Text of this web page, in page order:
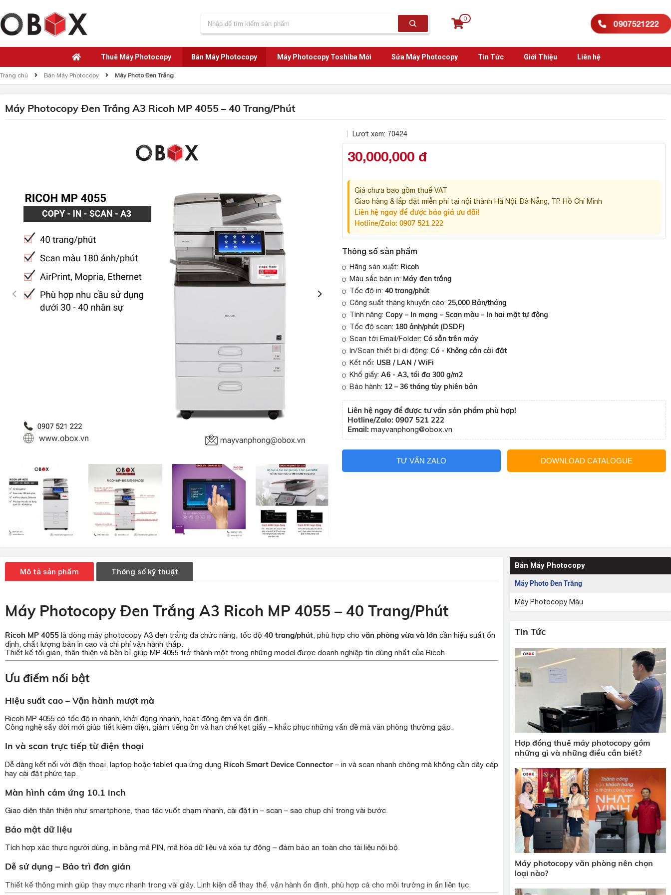
0
0907521222
Thuê Máy Photocopy Bán Máy Photocopy Máy Photocopy Toshiba Mới Sửa Máy Photocopy Tin Tức Giới Thiệu Liên hệ
Trang chủ Bán Máy Photocopy Máy Photo Đen Trắng
Máy Photocopy Đen Trắng A3 Ricoh MP 4055 – 40 Trang/Phút
Lượt xem: 70424
30,000,000 đ
Giá chưa bao gồm thuế VAT
Giao hàng & lắp đặt miễn phí tại nội thành Hà Nội, Đà Nẵng, TP. Hồ Chí Minh
Liên hệ ngay để được báo giá ưu đãi!
Hotline/Zalo: 0907 521 222
Thông số sản phẩm
Hãng sản xuất: Ricoh
Màu sắc bản in: Máy đen trắng
Tốc độ in:40 trang/phút
Công suất tháng khuyến cáo:25,000 Bản/tháng
Tính năng: Copy – In mạng – Scan màu – In hai mặt tự động
Tốc độ scan: 180 ảnh/phút (DSDF)
Scan tới Email/Folder: Có sẵn trên máy
In/Scan thiết bị di động: Có - Không cần cài đặt
Kết nối: USB / LAN / WiFi
Khổ giấy: A6 - A3, tối đa 300 g/m2
Bảo hành: 12 – 36 tháng tùy phiên bản
Liên hệ ngay để được tư vấn sản phẩm phù hợp!
Hotline/Zalo:0907 521 222
Email: mayvanphong@obox.vn
TƯ VẤN ZALO DOWNLOAD CATALOGUE
Mô tả sản phẩm Thông số kỹ thuật
Máy Photocopy Đen Trắng A3 Ricoh MP 4055 – 40 Trang/Phút
Ricoh MP 4055 là dòng máy photocopy A3 đen trắng đa chức năng, tốc độ 40 trang/phút, phù hợp cho văn phòng vừa và lớn cần hiệu suất ổn
định, chất lượng bản in cao và chi phí vận hành thấp.
Thiết kế tối giản, thân thiện và bền bỉ giúp MP 4055 trở thành một trong những model được doanh nghiệp tin dùng nhất của Ricoh.
Ưu điểm nổi bật
Hiệu suất cao – Vận hành mượt mà
Ricoh MP 4055 có tốc độ in nhanh, khởi động nhanh, hoạt động êm và ổn định.
Công nghệ sấy đời mới giúp tiết kiệm điện, giảm tiếng ồn và hạn chế kẹt giấy – khắc phục những vấn đề mà văn phòng thường gặp.
In và scan trực tiếp từ điện thoại
Dễ dàng kết nối với điện thoại, laptop hoặc tablet qua ứng dụng Ricoh Smart Device Connector – in và scan nhanh chóng mà không cần dây cáp
hay cài đặt phức tạp.
Màn hình cảm ứng 10.1 inch
Giao diện thân thiện như smartphone, thao tác vuốt chạm nhanh, cài đặt in – scan – sao chụp chỉ trong vài bước.
Bảo mật dữ liệu
Tích hợp xác thực người dùng, in bằng mã PIN, mã hóa dữ liệu và xóa tự động – đảm bảo an toàn cho tài liệu nội bộ.
Dễ sử dụng – Bảo trì đơn giản
Thiết kế thông minh giúp thay mực nhanh trong vài giây. Linh kiện dễ thay thế, vận hành ổn định, phù hợp cả cho môi trường in ấn liên tục.
Bán Máy Photocopy
Máy Photo Đen Trắng
Máy Photocopy Màu
Tin Tức
Hợp đồng thuê máy photocopy gồm
những gì và những điều cần biết?
Máy photocopy văn phòng nên chọn
loại nào?